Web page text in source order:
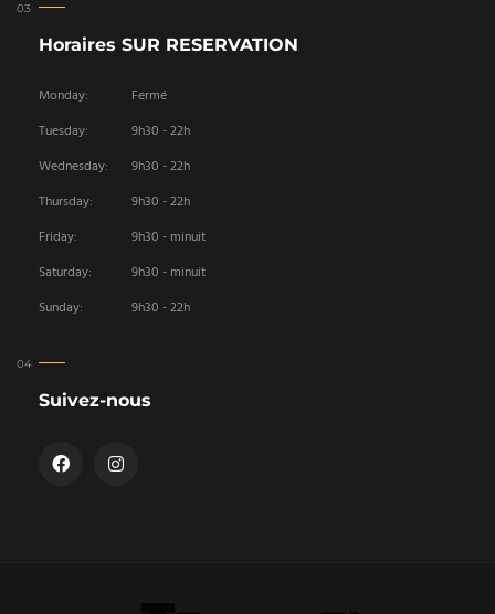
Horaires SUR RESERVATION
Monday:
Fermé
Tuesday:
9h30 - 22h
Wednesday:
9h30 - 22h
Thursday:
9h30 - 22h
Friday:
9h30 - minuit
Saturday:
9h30 - minuit
Sunday:
9h30 - 22h
Suivez-nous